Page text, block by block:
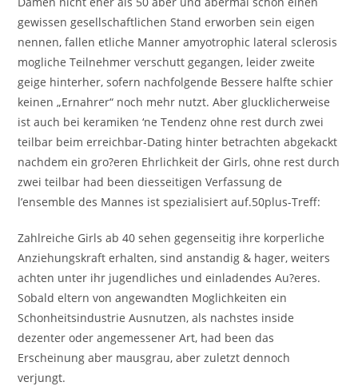
gewissen gesellschaftlichen Stand erworben sein eigen
nennen, fallen etliche Manner amyotrophic lateral sclerosis
mogliche Teilnehmer verschutt gegangen, leider zweite
geige hinterher, sofern nachfolgende Bessere halfte schier
keinen „Ernahrer“ noch mehr nutzt. Aber glucklicherweise
ist auch bei keramiken ‘ne Tendenz ohne rest durch zwei
teilbar beim erreichbar-Dating hinter betrachten abgekackt
nachdem ein gro?eren Ehrlichkeit der Girls, ohne rest durch
zwei teilbar had been diesseitigen Verfassung de
l’ensemble des Mannes ist spezialisiert auf.50plus-Treff:
Zahlreiche Girls ab 40 sehen gegenseitig ihre korperliche
Anziehungskraft erhalten, sind anstandig & hager, weiters
achten unter ihr jugendliches und einladendes Au?eres.
Sobald eltern von angewandten Moglichkeiten ein
Schonheitsindustrie Ausnutzen, als nachstes inside
dezenter oder angemessener Art, had been das
Erscheinung aber mausgrau, aber zuletzt dennoch
verjungt.